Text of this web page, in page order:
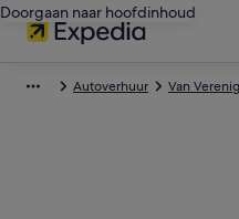
Doorgaan naar hoofdinhoud
Autoverhuur Van